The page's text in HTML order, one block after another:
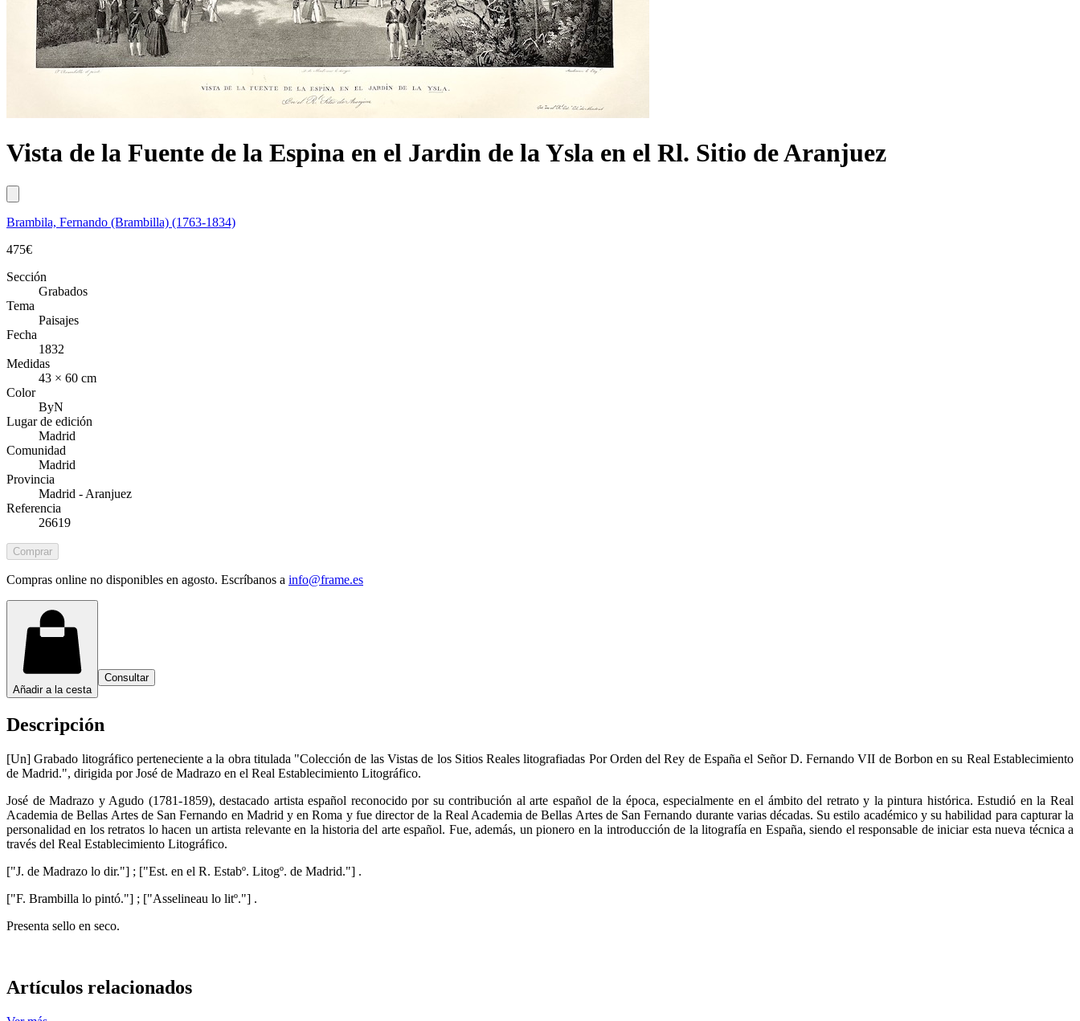
Vista de la Fuente de la Espina en el Jardin de la Ysla en el Rl. Sitio de Aranjuez
Brambila, Fernando (Brambilla) (1763-1834)
475€
Sección
Grabados
Tema
Paisajes
Fecha
1832
Medidas
43 × 60 cm
Color
ByN
Lugar de edición
Madrid
Comunidad
Madrid
Provincia
Madrid - Aranjuez
Referencia
26619
Comprar
Compras online no disponibles en agosto. Escríbanos a info@frame.es
Añadir a la cesta
Consultar
Descripción
[Un] Grabado litográfico perteneciente a la obra titulada "Colección de las Vistas de los Sitios Reales litografiadas Por Orden del Rey de España el Señor D. Fernando VII de Borbon en su Real Establecimiento
de Madrid.", dirigida por José de Madrazo en el Real Establecimiento Litográfico.
José de Madrazo y Agudo (1781-1859), destacado artista español reconocido por su contribución al arte español de la época, especialmente en el ámbito del retrato y la pintura histórica. Estudió en la Real
Academia de Bellas Artes de San Fernando en Madrid y en Roma y fue director de la Real Academia de Bellas Artes de San Fernando durante varias décadas. Su estilo académico y su habilidad para capturar la
personalidad en los retratos lo hacen un artista relevante en la historia del arte español. Fue, además, un pionero en la introducción de la litografía en España, siendo el responsable de iniciar esta nueva técnica a
través del Real Establecimiento Litográfico.
["J. de Madrazo lo dir."] ; ["Est. en el R. Estabº. Litogº. de Madrid."] .
["F. Brambilla lo pintó."] ; ["Asselineau lo litº."] .
Presenta sello en seco.
Artículos relacionados